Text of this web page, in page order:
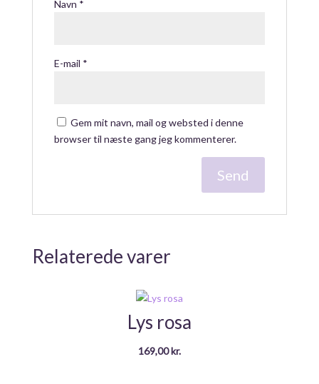
Navn *
E-mail *
Gem mit navn, mail og websted i denne
browser til næste gang jeg kommenterer.
Relaterede varer
Lys rosa
169,00kr.